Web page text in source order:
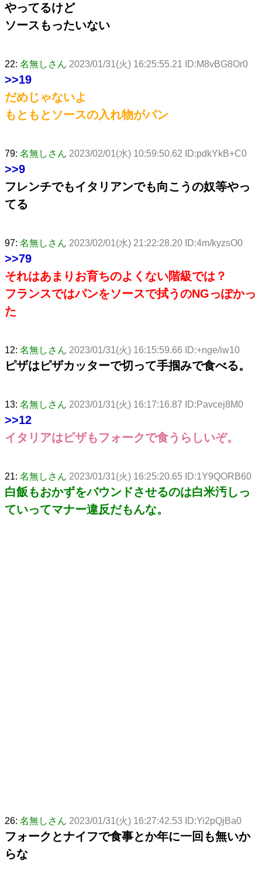
やってるけど
ソースもったいない
22: 名無しさん 2023/01/31(火) 16:25:55.21 ID:M8vBG8Or0
>>19
だめじゃないよ
もともとソースの入れ物がパン
79: 名無しさん 2023/02/01(水) 10:59:50.62 ID:pdkYkB+C0
>>9
フレンチでもイタリアンでも向こうの奴等やっ
てる
97: 名無しさん 2023/02/01(水) 21:22:28.20 ID:4m/kyzsO0
>>79
それはあまりお育ちのよくない階級では？
フランスではパンをソースで拭うのNGっぽかっ
た
12: 名無しさん 2023/01/31(火) 16:15:59.66 ID:+nge/iw10
ピザはピザカッターで切って手掴みで食べる。
13: 名無しさん 2023/01/31(火) 16:17:16.87 ID:Pavcej8M0
>>12
イタリアはピザもフォークで食うらしいぞ。
21: 名無しさん 2023/01/31(火) 16:25:20.65 ID:1Y9QORB60
白飯もおかずをバウンドさせるのは白米汚しっ
ていってマナー違反だもんな。
26: 名無しさん 2023/01/31(火) 16:27:42.53 ID:Yi2pQjBa0
フォークとナイフで食事とか年に一回も無いか
らな